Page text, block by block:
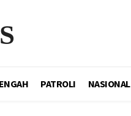
PATROLI NASIONAL